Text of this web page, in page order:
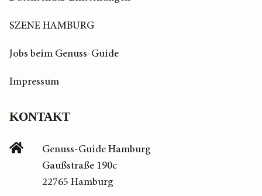
SZENE HAMBURG
Jobs beim Genuss-Guide
Impressum
KONTAKT
Genuss-Guide Hamburg
Gaußstraße 190c
22765 Hamburg